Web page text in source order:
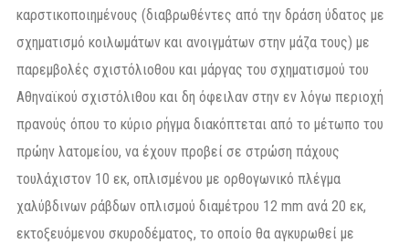
καρστικοποιημένους (διαβρωθέντες από την δράση ύδατος με
σχηματισμό κοιλωμάτων και ανοιγμάτων στην μάζα τους) με
παρεμβολές σχιστόλιοθου και μάργας του σχηματισμού του
Αθηναϊκού σχιστόλιθου και δη όφειλαν στην εν λόγω περιοχή
πρανούς όπου το κύριο ρήγμα διακόπτεται από το μέτωπο του
πρώην λατομείου, να έχουν προβεί σε στρώση πάχους
τουλάχιστον 10 εκ, οπλισμένου με ορθογωνικό πλέγμα
χαλύβδινων ράβδων οπλισμού διαμέτρου 12 mm ανά 20 εκ,
εκτοξευόμενου σκυροδέματος, το οποίο θα αγκυρωθεί με